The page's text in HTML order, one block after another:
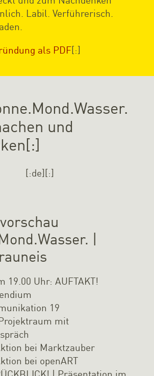
Labil. Verführerisch.
als PDF[:]
und
[:de][:]
|
19.00 Uhr: AUFTAKT!
19
mit
bei Marktzauber
bei openART